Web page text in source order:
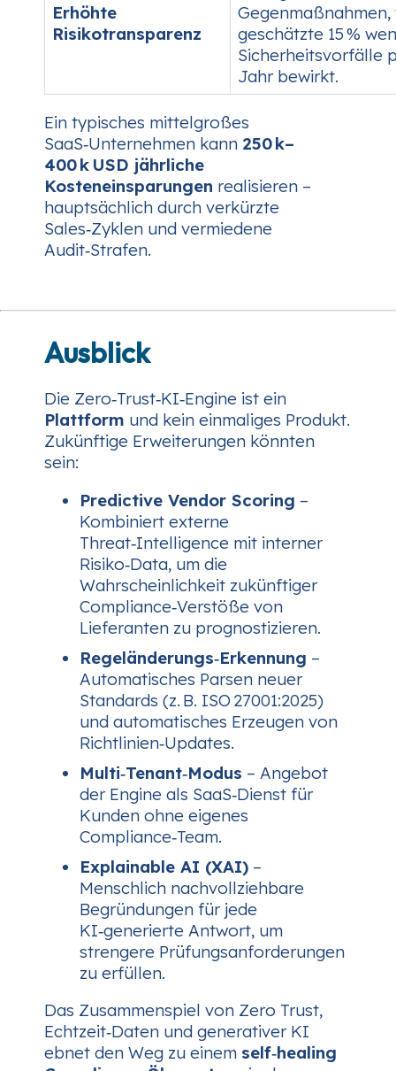
Erhöhte
Risikotransparenz
Gegenmaßnahmen,
geschätzte 15 %
Sicherheitsvorfälle
Jahr bewirkt.
Ein typisches mittelgroßes
SaaS‑Unternehmen kann 250 k–
400 k USD jährliche
Kosteneinsparungen realisieren –
hauptsächlich durch verkürzte
Sales‑Zyklen und vermiedene
Audit‑Strafen.
Ausblick
Die Zero‑Trust‑KI‑Engine ist ein
Plattform und kein einmaliges Produkt.
Zukünftige Erweiterungen könnten
sein:
Predictive Vendor Scoring –
Kombiniert externe
Threat‑Intelligence mit interner
Risiko‑Data, um die
Wahrscheinlichkeit zukünftiger
Compliance‑Verstöße von
Lieferanten zu prognostizieren.
Regeländerungs‑Erkennung –
Automatisches Parsen neuer
Standards (z. B. ISO 27001:2025)
und automatisches Erzeugen von
Richtlinien‑Updates.
Multi‑Tenant‑Modus – Angebot
der Engine als SaaS‑Dienst für
Kunden ohne eigenes
Compliance‑Team.
Explainable AI (XAI) –
Menschlich nachvollziehbare
Begründungen für jede
KI‑generierte Antwort, um
strengere Prüfungsanforderungen
zu erfüllen.
Das Zusammenspiel von Zero Trust,
Echtzeit‑Daten und generativer KI
ebnet den Weg zu einem self‑healing